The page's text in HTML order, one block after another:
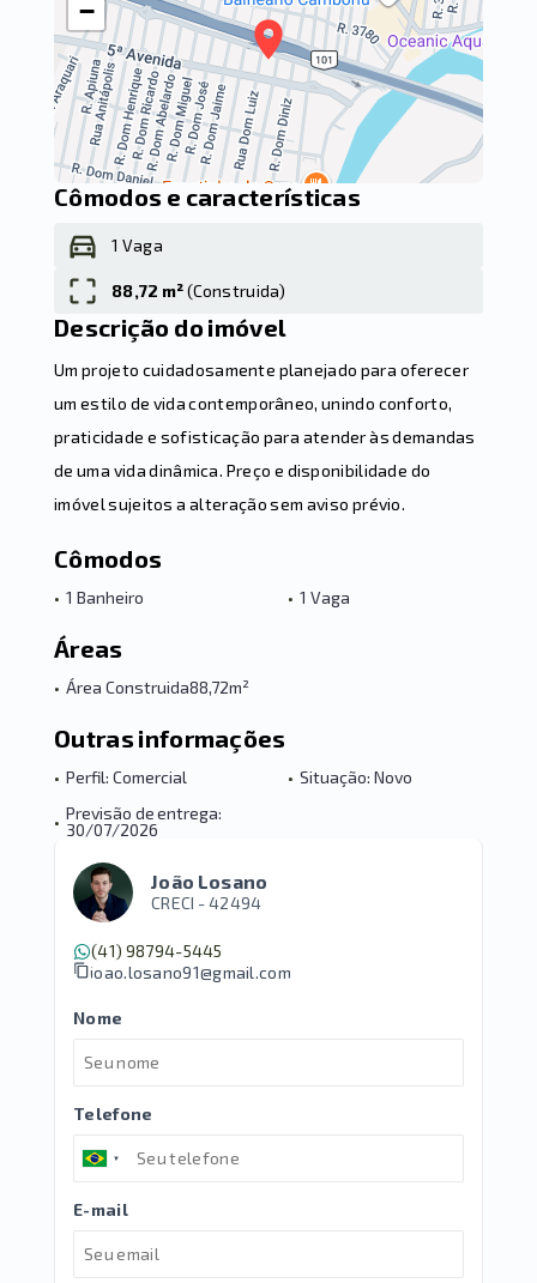
−
Cômodos e características
1 Vaga
88,72 m²(Construida)
Descrição do imóvel
Um projeto cuidadosamente planejado para oferecer
um estilo de vida contemporâneo, unindo conforto,
praticidade e sofisticação para atender às demandas
de uma vida dinâmica. Preço e disponibilidade do
imóvel sujeitos a alteração sem aviso prévio.
Cômodos
• 1 Banheiro • 1 Vaga
Áreas
• Área Construida88,72m²
Outras informações
• Perfil: Comercial • Situação: Novo
• Previsão de entrega:
30/07/2026
João Losano
CRECI -42494
(41) 98794-5445
joao.losano91@gmail.com
Nome
Telefone
E-mail